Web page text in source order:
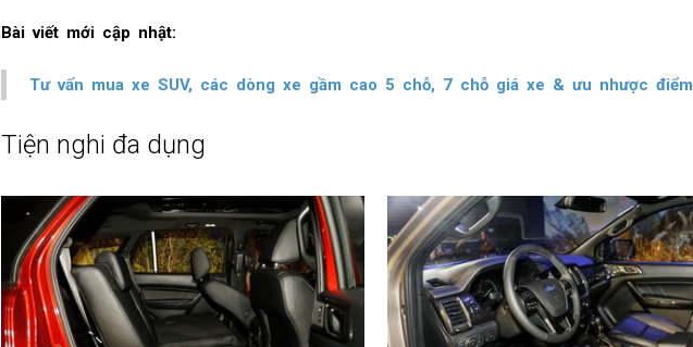
Bài viết mới cập nhật:
Tư vấn mua xe SUV, các dòng xe gầm cao 5 chỗ, 7 chỗ giá xe & ưu nhược điểm
Tiện nghi đa dụng